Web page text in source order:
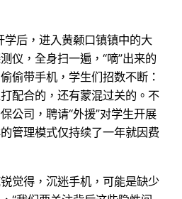
学后，进入黄颡口镇镇中的大
仪，全身扫一遍，“嘀”出来的
偷带手机，学生们招数不断：
配合的，还有蒙混过关的。不
公司，聘请“外援”对学生开展
管理模式仅持续了一年就因费
觉得，沉迷手机，可能是缺少